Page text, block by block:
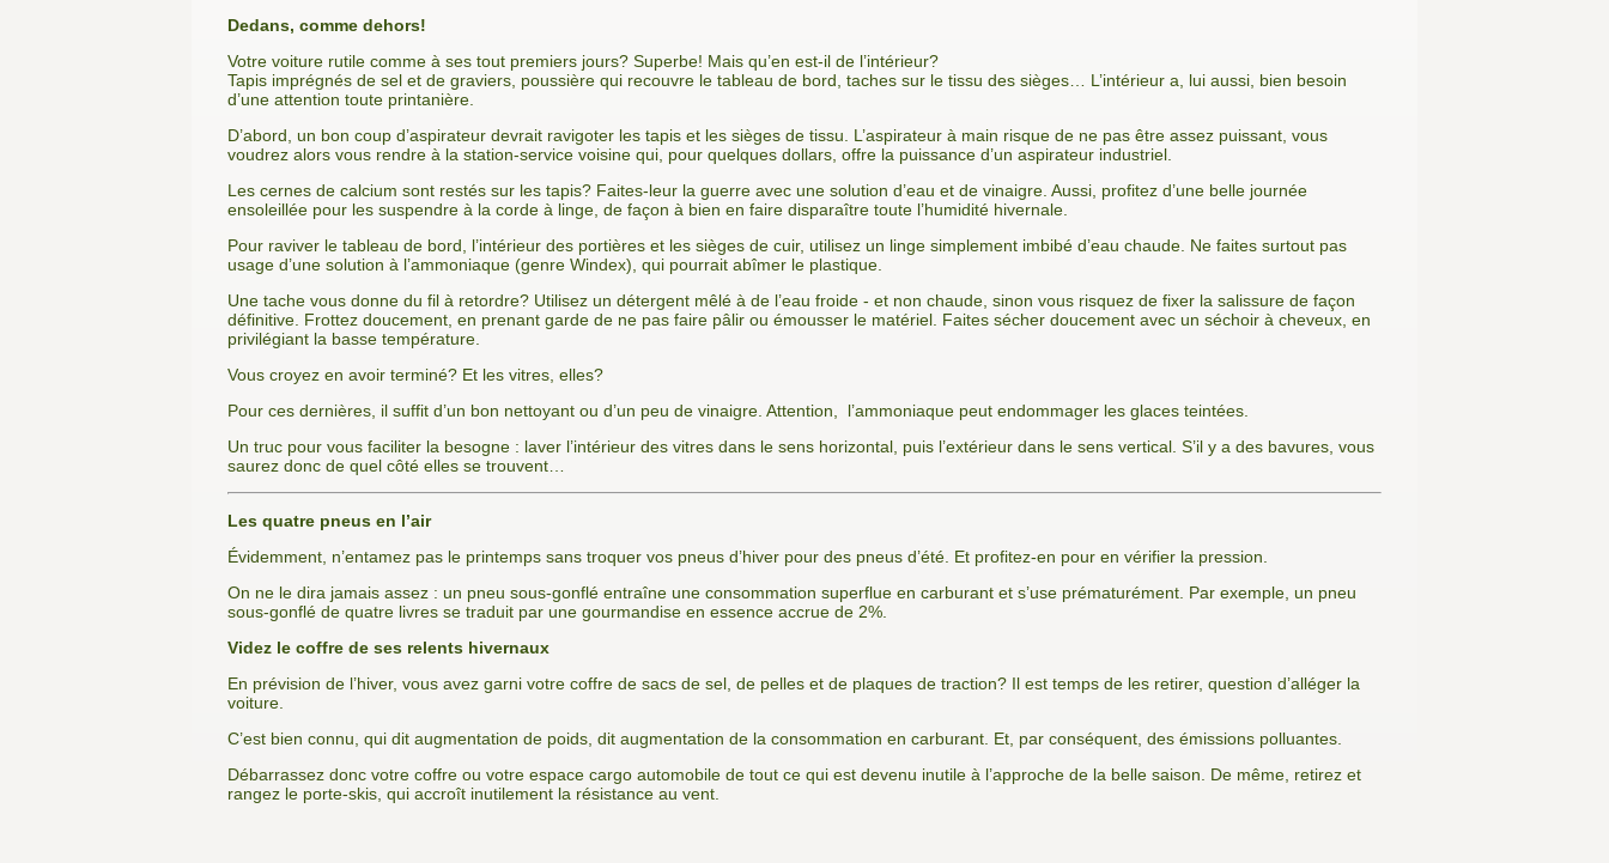
Dedans, comme dehors!
Votre voiture rutile comme à ses tout premiers jours? Superbe! Mais qu’en est-il de l’intérieur?
Tapis imprégnés de sel et de graviers, poussière qui recouvre le tableau de bord, taches sur le tissu des sièges… L’intérieur a, lui aussi, bien besoin
d’une attention toute printanière.
D’abord, un bon coup d’aspirateur devrait ravigoter les tapis et les sièges de tissu. L’aspirateur à main risque de ne pas être assez puissant, vous
voudrez alors vous rendre à la station-service voisine qui, pour quelques dollars, offre la puissance d’un aspirateur industriel.
Les cernes de calcium sont restés sur les tapis? Faites-leur la guerre avec une solution d’eau et de vinaigre. Aussi, profitez d’une belle journée
ensoleillée pour les suspendre à la corde à linge, de façon à bien en faire disparaître toute l’humidité hivernale.
Pour raviver le tableau de bord, l’intérieur des portières et les sièges de cuir, utilisez un linge simplement imbibé d’eau chaude. Ne faites surtout pas
usage d’une solution à l’ammoniaque (genre Windex), qui pourrait abîmer le plastique.
Une tache vous donne du fil à retordre? Utilisez un détergent mêlé à de l’eau froide - et non chaude, sinon vous risquez de fixer la salissure de façon
définitive. Frottez doucement, en prenant garde de ne pas faire pâlir ou émousser le matériel. Faites sécher doucement avec un séchoir à cheveux, en
privilégiant la basse température.
Vous croyez en avoir terminé? Et les vitres, elles?
Pour ces dernières, il suffit d’un bon nettoyant ou d’un peu de vinaigre. Attention, l’ammoniaque peut endommager les glaces teintées.
Un truc pour vous faciliter la besogne : laver l’intérieur des vitres dans le sens horizontal, puis l’extérieur dans le sens vertical. S’il y a des bavures, vous
saurez donc de quel côté elles se trouvent…
Les quatre pneus en l’air
Évidemment, n’entamez pas le printemps sans troquer vos pneus d’hiver pour des pneus d’été. Et profitez-en pour en vérifier la pression.
On ne le dira jamais assez : un pneu sous-gonflé entraîne une consommation superflue en carburant et s’use prématurément. Par exemple, un pneu
sous-gonflé de quatre livres se traduit par une gourmandise en essence accrue de 2%.
Videz le coffre de ses relents hivernaux
En prévision de l’hiver, vous avez garni votre coffre de sacs de sel, de pelles et de plaques de traction? Il est temps de les retirer, question d’alléger la
voiture.
C’est bien connu, qui dit augmentation de poids, dit augmentation de la consommation en carburant. Et, par conséquent, des émissions polluantes.
Débarrassez donc votre coffre ou votre espace cargo automobile de tout ce qui est devenu inutile à l’approche de la belle saison. De même, retirez et
rangez le porte-skis, qui accroît inutilement la résistance au vent.